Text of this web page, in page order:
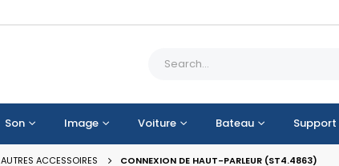
Son Image Voiture Bateau Support
AUTRES ACCESSOIRES CONNEXION DE HAUT-PARLEUR (ST4.4863)